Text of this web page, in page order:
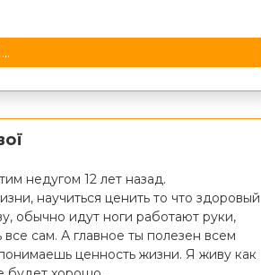
недугом 12 лет назад.
научиться ценить то что здоровый
обычно идут ноги работают руки,
сам. А главное ты полезен всем
ценность жизни. Я живу как